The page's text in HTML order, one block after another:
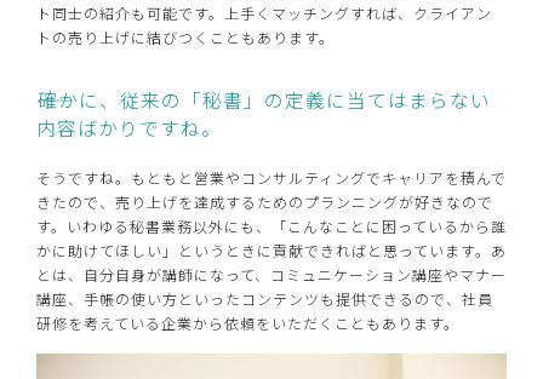
ト同士の紹介も可能です。上手くマッチングすれば、クライアン
トの売り上げに結びつくこともあります。
――確かに、従来の「秘書」の定義に当てはまらない
内容ばかりですね。
そうですね。もともと営業やコンサルティングでキャリアを積んで
きたので、売り上げを達成するためのプランニングが好きなので
す。いわゆる秘書業務以外にも、「こんなことに困っているから誰
かに助けてほしい」というときに貢献できればと思っています。あ
とは、自分自身が講師になって、コミュニケーション講座やマナー
講座、手帳の使い方といったコンテンツも提供できるので、社員
研修を考えている企業から依頼をいただくこともあります。